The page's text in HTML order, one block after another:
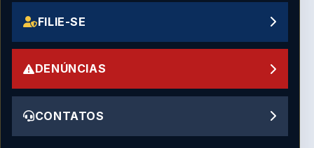
FILIE-SE
DENÚNCIAS
CONTATOS